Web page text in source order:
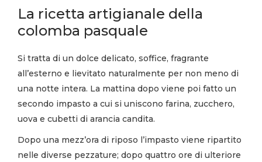
La ricetta artigianale della
colomba pasquale
Si tratta di un dolce delicato, soffice, fragrante
all’esterno e lievitato naturalmente per non meno di
una notte intera. La mattina dopo viene poi fatto un
secondo impasto a cui si uniscono farina, zucchero,
uova e cubetti di arancia candita.
Dopo una mezz’ora di riposo l’impasto viene ripartito
nelle diverse pezzature; dopo quattro ore di ulteriore